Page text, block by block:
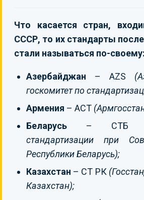
Что касается стран,
СССР, то их стандарты
стали называться по-своему:
Азербайджан – AZS
госкомитет по
Армения – ACT
Беларусь – СТБ
стандартизации при
Республики Беларусь);
Казахстан – СТ РК
Казахстан);